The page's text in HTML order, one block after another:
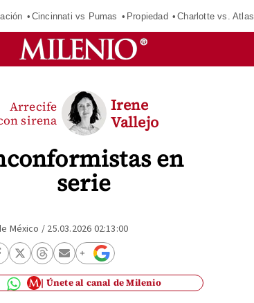
Cincinnati vs Pumas Propiedad Charlotte vs. Atlas
en
serie
Arrecife
sirena
Irene
Vallejo
México / 25.03.2026 02:13:00
Únete al canal de Milenio